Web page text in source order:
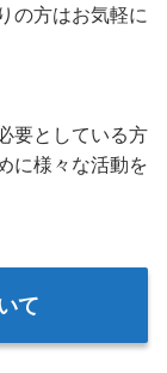
の方はお気軽に
要としている方
に様々な活動を
て